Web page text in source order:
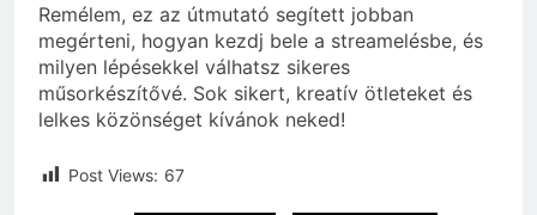
Remélem, ez az útmutató segített jobban
megérteni, hogyan kezdj bele a streamelésbe, és
milyen lépésekkel válhatsz sikeres
műsorkészítővé. Sok sikert, kreatív ötleteket és
lelkes közönséget kívánok neked!
Post Views: 67